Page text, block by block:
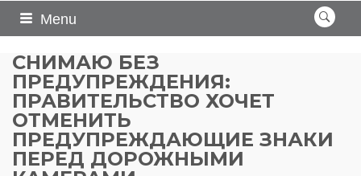
Menu
СНИМАЮ БЕЗ
ПРЕДУПРЕЖДЕНИЯ:
ПРАВИТЕЛЬСТВО ХОЧЕТ
ОТМЕНИТЬ
ПРЕДУПРЕЖДАЮЩИЕ ЗНАКИ
ПЕРЕД ДОРОЖНЫМИ